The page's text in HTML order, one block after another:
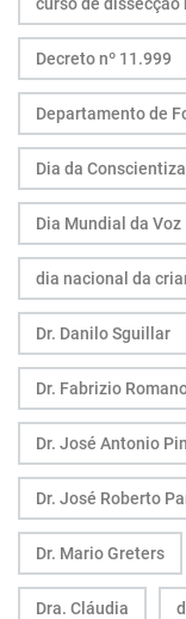
Decreto nº 11.999
Departamento de
Dia da
Dia Mundial da Voz
dia nacional da
Dr. Danilo Sguillar
Dr. Fabrizio
Dr. José Antonio
Dr. José Roberto
Dr. Mario Greters
Dra. Cláudia